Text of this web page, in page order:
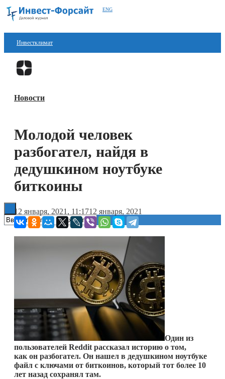
ENG
Инвестклимат
Финансы
Блокчейн
Книги
Новости
Молодой человек
разбогател, найдя в
дедушкином ноутбуке
биткоины
12 января, 2021, 11:1712 января, 2021
Один из
пользователей Reddit рассказал историю о том,
как он разбогател. Он нашел в дедушкином ноутбуке
файл с ключами от биткоинов, который тот более 10
лет назад сохранял там.